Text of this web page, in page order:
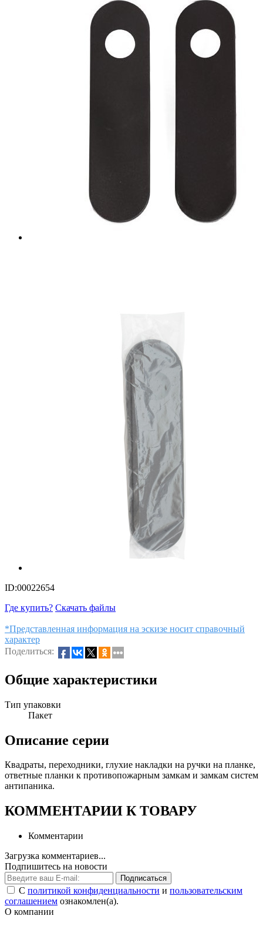
ID:00022654
Где купить? Скачать файлы
*Представленная информация на эскизе носит справочный
характер
Поделиться:
Общие характеристики
Тип упаковки
Пакет
Описание серии
Квадраты, переходники, глухие накладки на ручки на планке,
ответные планки к противопожарным замкам и замкам систем
антипаника.
КОММЕНТАРИИ К ТОВАРУ
Комментарии
Загрузка комментариев...
Подпишитесь на новости
Подписаться
С политикой конфиденциальности и пользовательским
соглашением ознакомлен(а).
О компании